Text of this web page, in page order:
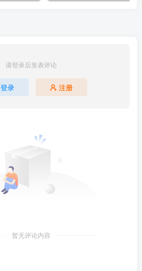
请登录后发表评论
登录 注册
暂无评论内容